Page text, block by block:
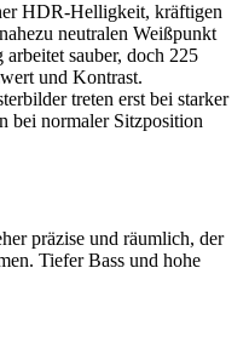
HDR-Helligkeit, kräftigen
neutralen Weißpunkt
sauber, doch 225
und Kontrast.
treten erst bei starker
bei normaler Sitzposition
präzise und räumlich, der
Tiefer Bass und hohe